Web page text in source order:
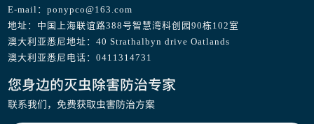
E-mail：ponypco@163.com
地址：中国上海联谊路388号智慧湾科创园90栋102室
澳大利亚悉尼地址：40 Strathalbyn drive Oatlands
澳大利亚悉尼电话：0411314731
您身边的灭虫除害防治专家
联系我们，免费获取虫害防治方案